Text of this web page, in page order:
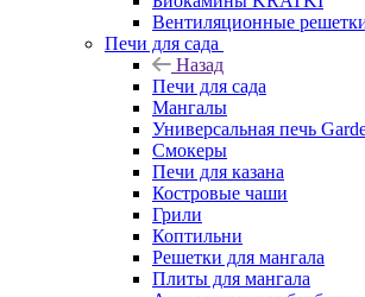
Вентиляционные
Печи для сада
Назад
Печи для сада
Мангалы
Универсальная печь
Смокеры
Печи для казана
Костровые чаши
Грили
Коптильни
Решетки для мангала
Плиты для мангала